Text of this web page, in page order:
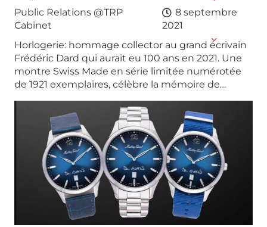
Public Relations @TRP
Cabinet
8 septembre
2021
Horlogerie: hommage collector au grand écrivain
Frédéric Dard qui aurait eu 100 ans en 2021. Une
montre Swiss Made en série limitée numérotée
de 1921 exemplaires, célèbre la mémoire de…